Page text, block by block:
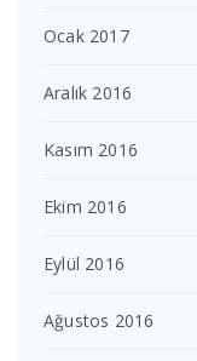
Ocak 2017
Aralık 2016
Kasım 2016
Ekim 2016
Eylül 2016
Ağustos 2016